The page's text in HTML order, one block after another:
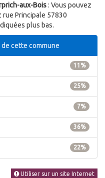
aux-Bois: Vous pouvez
rue Principale 57830
plus bas.
cette commune
11%
25%
7%
36%
22%
Utiliser sur un site Internet